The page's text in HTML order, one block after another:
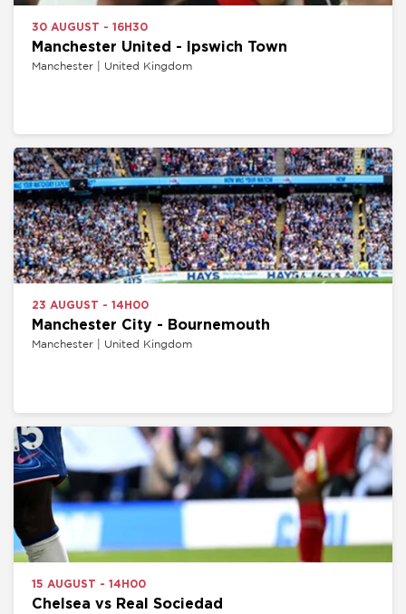
30 AUGUST - 16H30
Manchester United - Ipswich Town
Manchester | United Kingdom
23 AUGUST - 14H00
Manchester City - Bournemouth
Manchester | United Kingdom
15 AUGUST - 14H00
Chelsea vs Real Sociedad